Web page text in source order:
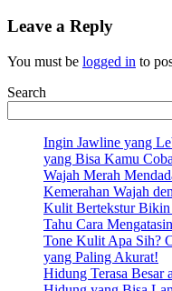
Leave a Reply
You must be logged in to
Search
Ingin Jawline yang
yang Bisa Kamu
Wajah Merah
Kemerahan Wajah
Kulit Bertekstur
Tahu Cara
Tone Kulit Apa Sih?
yang Paling Akurat!
Hidung Terasa Besar